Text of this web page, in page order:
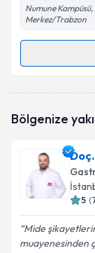
Numune
Merkez/Trabzon
oluşturun.
E-posta
Metni
Bölgenize
5 (
Mide
muayenesinden